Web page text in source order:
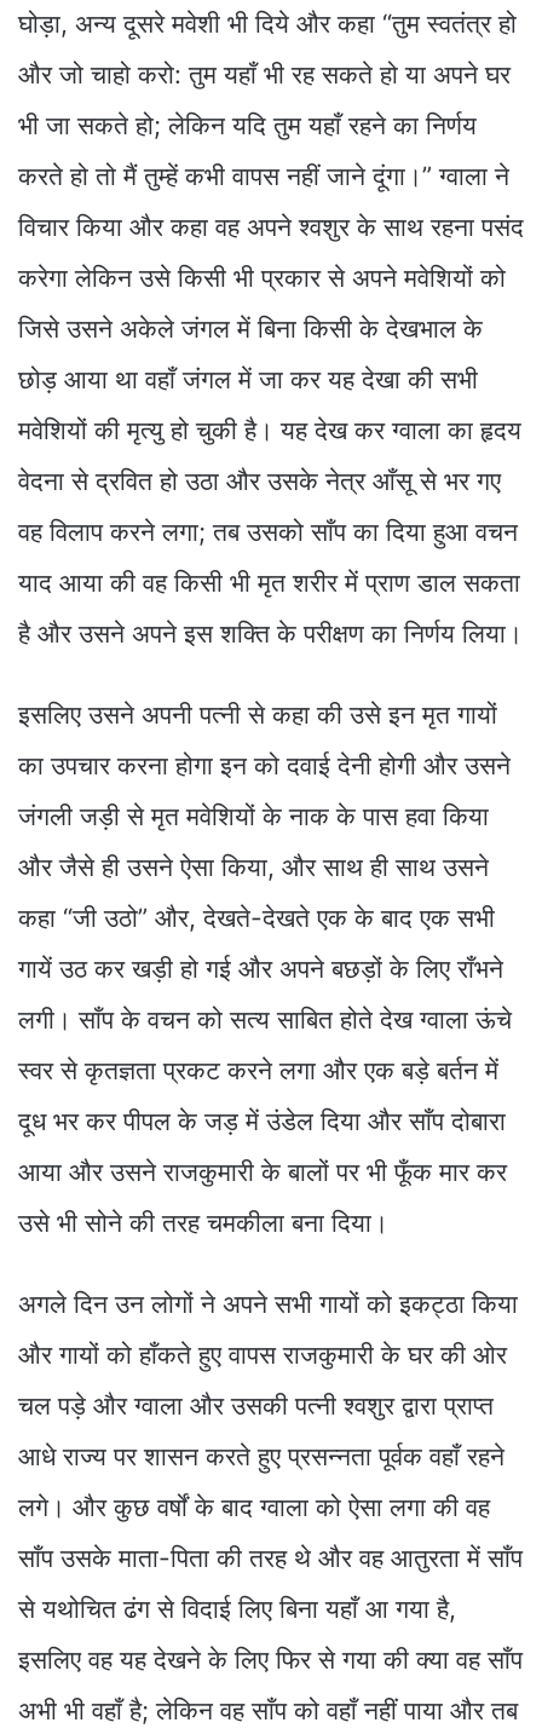
घोड़ा, अन्य दूसरे मवेशी भी दिये और कहा “तुम स्वतंत्र हो
और जो चाहो करो: तुम यहाँ भी रह सकते हो या अपने घर
भी जा सकते हो; लेकिन यदि तुम यहाँ रहने का निर्णय
करते हो तो मैं तुम्हें कभी वापस नहीं जाने दूंगा।” ग्वाला ने
विचार किया और कहा वह अपने श्वशुर के साथ रहना पसंद
करेगा लेकिन उसे किसी भी प्रकार से अपने मवेशियों को
जिसे उसने अकेले जंगल में बिना किसी के देखभाल के
छोड़ आया था वहाँ जंगल में जा कर यह देखा की सभी
मवेशियों की मृत्यु हो चुकी है। यह देख कर ग्वाला का हृदय
वेदना से द्रवित हो उठा और उसके नेत्र आँसू से भर गए
वह विलाप करने लगा; तब उसको साँप का दिया हुआ वचन
याद आया की वह किसी भी मृत शरीर में प्राण डाल सकता
है और उसने अपने इस शक्ति के परीक्षण का निर्णय लिया।
इसलिए उसने अपनी पत्नी से कहा की उसे इन मृत गायों
का उपचार करना होगा इन को दवाई देनी होगी और उसने
जंगली जड़ी से मृत मवेशियों के नाक के पास हवा किया
और जैसे ही उसने ऐसा किया, और साथ ही साथ उसने
कहा “जी उठो” और, देखते-देखते एक के बाद एक सभी
गायें उठ कर खड़ी हो गई और अपने बछड़ों के लिए राँभने
लगी। साँप के वचन को सत्य साबित होते देख ग्वाला ऊंचे
स्वर से कृतज्ञता प्रकट करने लगा और एक बड़े बर्तन में
दूध भर कर पीपल के जड़ में उंडेल दिया और साँप दोबारा
आया और उसने राजकुमारी के बालों पर भी फूँक मार कर
उसे भी सोने की तरह चमकीला बना दिया।
अगले दिन उन लोगों ने अपने सभी गायों को इकट्ठा किया
और गायों को हाँकते हुए वापस राजकुमारी के घर की ओर
चल पड़े और ग्वाला और उसकी पत्नी श्वशुर द्वारा प्राप्त
आधे राज्य पर शासन करते हुए प्रसन्नता पूर्वक वहाँ रहने
लगे। और कुछ वर्षों के बाद ग्वाला को ऐसा लगा की वह
साँप उसके माता-पिता की तरह थे और वह आतुरता में साँप
से यथोचित ढंग से विदाई लिए बिना यहाँ आ गया है,
इसलिए वह यह देखने के लिए फिर से गया की क्या वह साँप
अभी भी वहाँ है; लेकिन वह साँप को वहाँ नहीं पाया और तब